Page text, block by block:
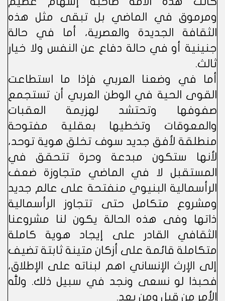
ومرموق في الماضي بل تبقى مثل هذه
الثقافة الجديدة والعصرية، أما في حالة
جنينية أو في حالة دفاع عن النفس ولا خيار
ثالث.
أما في وضعنا العربي فإذا ما استطاعت
القوى الحية في الوطن العربي أن تستجمع
صفوفها وتحتشد لهزيمة العقبات
والمعوقات وتخطيها بعقلية مفتوحة
منطلقة لأفق جديد سوف تخلق هوية توحد،
لأنها ستكون مبدعة وحرة تتحقق في
المستقبل لا في الماضي متجاوزة ضعف
الرأسمالية البنيوي منفتحة على عالم جديد
ومشروع متكامل حتى تتجاوز الرأسمالية
ذاتها وفى هذه الحالة يكون لنا مشروعنا
الثقافي القادر على إيجاد هوية كاملة
متكاملة قائمة على أزكان متينة ثابتة تضيف
إلى الإرث الإنساني اهم لبناته على الإطلاق،
فحبذا لو نسعى ونجد في سبيل ذلك. ولله
الأمر من قبل ومن بعد.